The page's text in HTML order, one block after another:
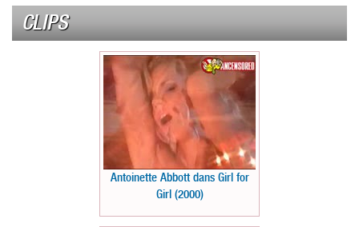
CLIPS
Antoinette Abbott dans Girl for
Girl (2000)